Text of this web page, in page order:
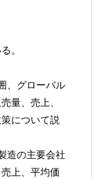
。
、グローバル
量、売上、
について説
造の主要会社
上、平均価